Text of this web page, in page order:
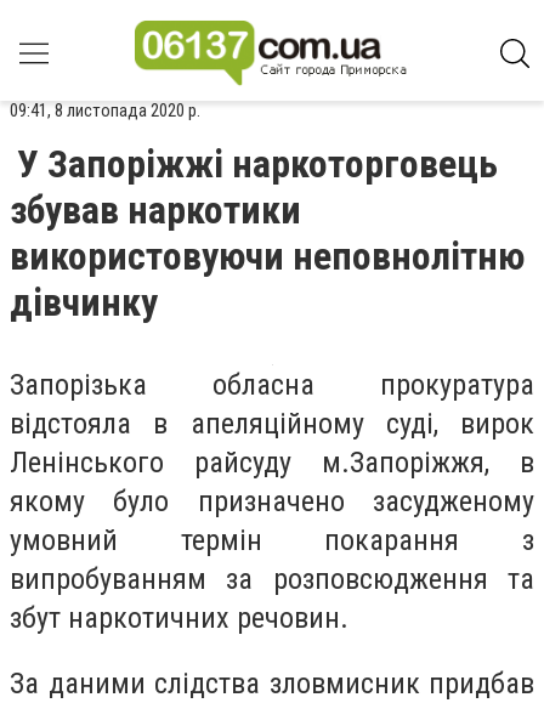
09:41, 8 листопада 2020 р.
У Запоріжжі наркоторговець
збував наркотики
використовуючи неповнолітню
дівчинку
Запорізька обласна прокуратура
відстояла в апеляційному суді, вирок
Ленінського райсуду м.Запоріжжя, в
якому було призначено засудженому
умовний термін покарання з
випробуванням за розповсюдження та
збут наркотичних речовин.
За даними слідства зловмисник придбав